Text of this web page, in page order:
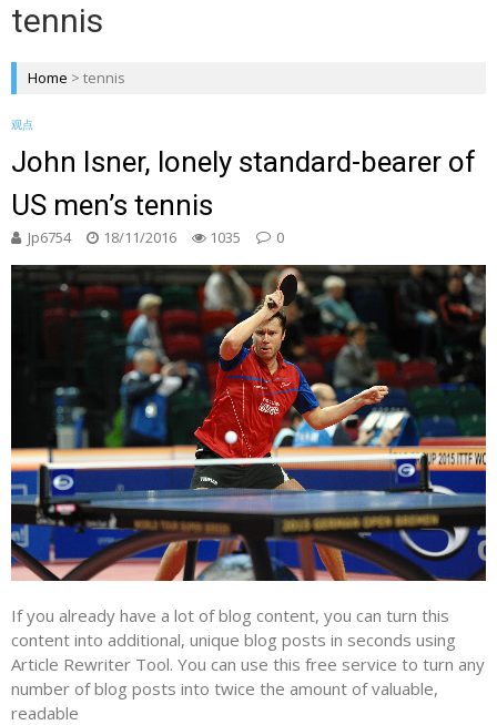
tennis
Home > tennis
观点
John Isner, lonely standard-bearer of
US men’s tennis
Jp6754 18/11/2016 1035 0
If you already have a lot of blog content, you can turn this
content into additional, unique blog posts in seconds using
Article Rewriter Tool. You can use this free service to turn any
number of blog posts into twice the amount of valuable,
readable